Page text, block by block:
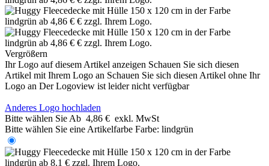
Vergrößern
Ihr Logo auf diesem Artikel anzeigen Schauen Sie sich diesen
Artikel mit Ihrem Logo an Schauen Sie sich diesen Artikel ohne Ihr
Logo an Der Logoview ist leider nicht verfügbar
Anderes Logo hochladen
Bitte wählen Sie Ab 4,86 € exkl. MwSt
Bitte wählen Sie eine Artikelfarbe Farbe: lindgrün